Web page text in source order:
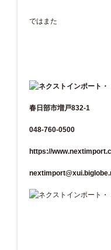
ではまた
春日部市増戸832-1
048-760-0500
https://